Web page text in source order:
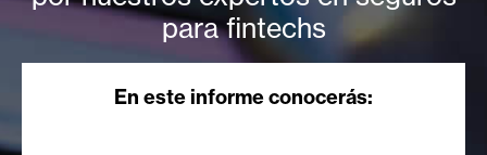
para fintechs
En este informe conocerás: